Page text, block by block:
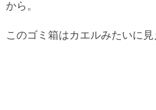
から。
このゴミ箱はカエルみたいに見